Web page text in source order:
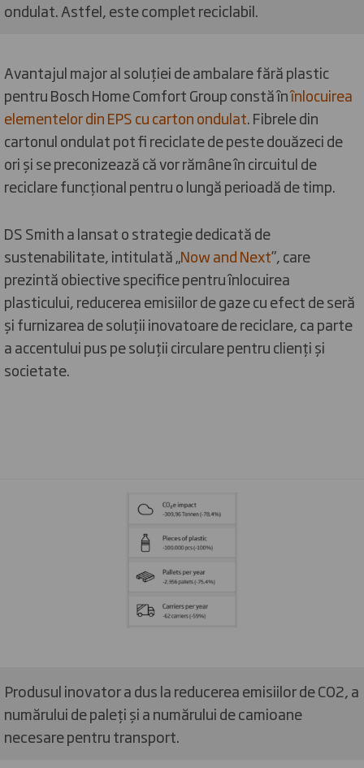
ondulat. Astfel, este complet reciclabil.
Avantajul major al soluției de ambalare fără plastic
pentru Bosch Home Comfort Group constă înînlocuirea
elementelor din EPS cu carton ondulat. Fibrele din
cartonul ondulat pot fi reciclate de peste douăzeci de
ori și se preconizează că vor rămâne în circuitul de
reciclare funcțional pentru o lungă perioadă de timp.
DS Smith a lansat o strategie dedicată de
sustenabilitate, intitulată „Now and Next”, care
prezintă obiective specifice pentru înlocuirea
plasticului, reducerea emisiilor de gaze cu efect de seră
și furnizarea de soluții inovatoare de reciclare, ca parte
a accentului pus pe soluții circulare pentru clienți și
societate.
Produsul inovator a dus la reducerea emisiilor de CO2, a
numărului de paleți și a numărului de camioane
necesare pentru transport.